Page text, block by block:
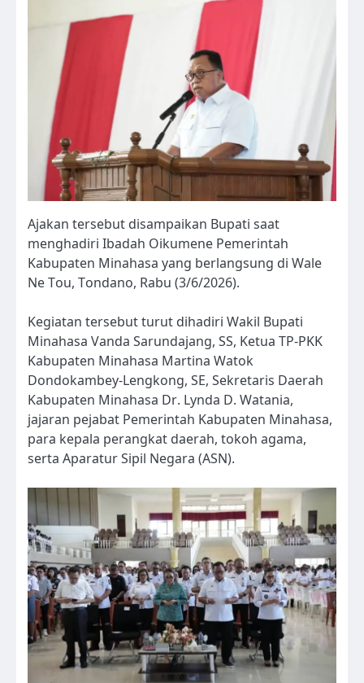
Ajakan tersebut disampaikan Bupati saat
menghadiri Ibadah Oikumene Pemerintah
Kabupaten Minahasa yang berlangsung di Wale
Ne Tou, Tondano, Rabu (3/6/2026).
Kegiatan tersebut turut dihadiri Wakil Bupati
Minahasa Vanda Sarundajang, SS, Ketua TP-PKK
Kabupaten Minahasa Martina Watok
Dondokambey-Lengkong, SE, Sekretaris Daerah
Kabupaten Minahasa Dr. Lynda D. Watania,
jajaran pejabat Pemerintah Kabupaten Minahasa,
para kepala perangkat daerah, tokoh agama,
serta Aparatur Sipil Negara (ASN).